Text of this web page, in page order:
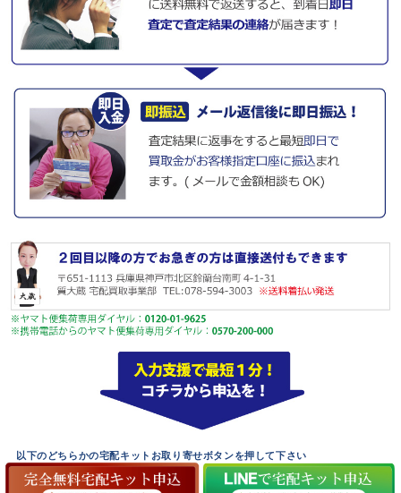
以下のどちらかの宅配キットお取り寄せボタンを押して下さい